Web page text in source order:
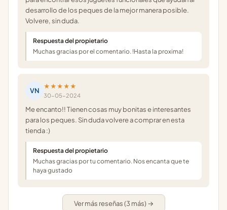
desarrollo de los peques de la mejor manera posible.
Volvere, sin duda.
Respuesta del propietario
Muchas gracias por el comentario. !Hasta la proxima!
VN
★★★★★
30-05-2024
Me encanto!! Tienen cosas muy bonitas e interesantes
para los peques. Sin duda volvere a comprar en esta
tienda :)
Respuesta del propietario
Muchas gracias por tu comentario. Nos encanta que te
haya gustado
Ver más reseñas (3 más) →